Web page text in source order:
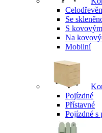
Se
S
Na
Mobilní
Pojízdné
Přístavné
Pojízdné s